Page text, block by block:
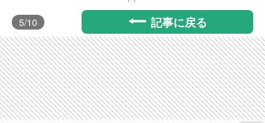
5/10 記事に戻る